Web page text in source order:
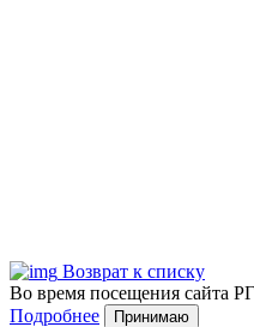
Возврат к списку
Во время посещения сайта
Подробнее
Принимаю